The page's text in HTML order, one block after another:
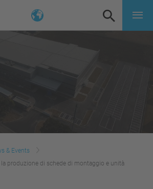
& Events
produzione di schede di montaggio e unità